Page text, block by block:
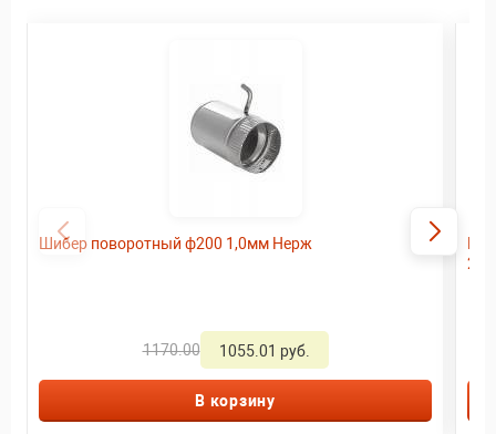
Шибер поворотный ф200 1,0мм Нерж
1170.00 1055.01 руб.
В корзину